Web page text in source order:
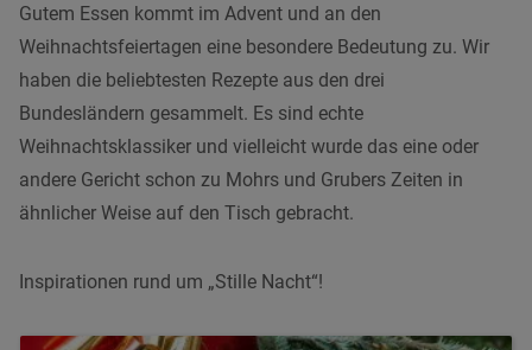
Gutem Essen kommt im Advent und an den
Weihnachtsfeiertagen eine besondere Bedeutung zu. Wir
haben die beliebtesten Rezepte aus den drei
Bundesländern gesammelt. Es sind echte
Weihnachtsklassiker und vielleicht wurde das eine oder
andere Gericht schon zu Mohrs und Grubers Zeiten in
ähnlicher Weise auf den Tisch gebracht.
Inspirationen rund um „Stille Nacht“!